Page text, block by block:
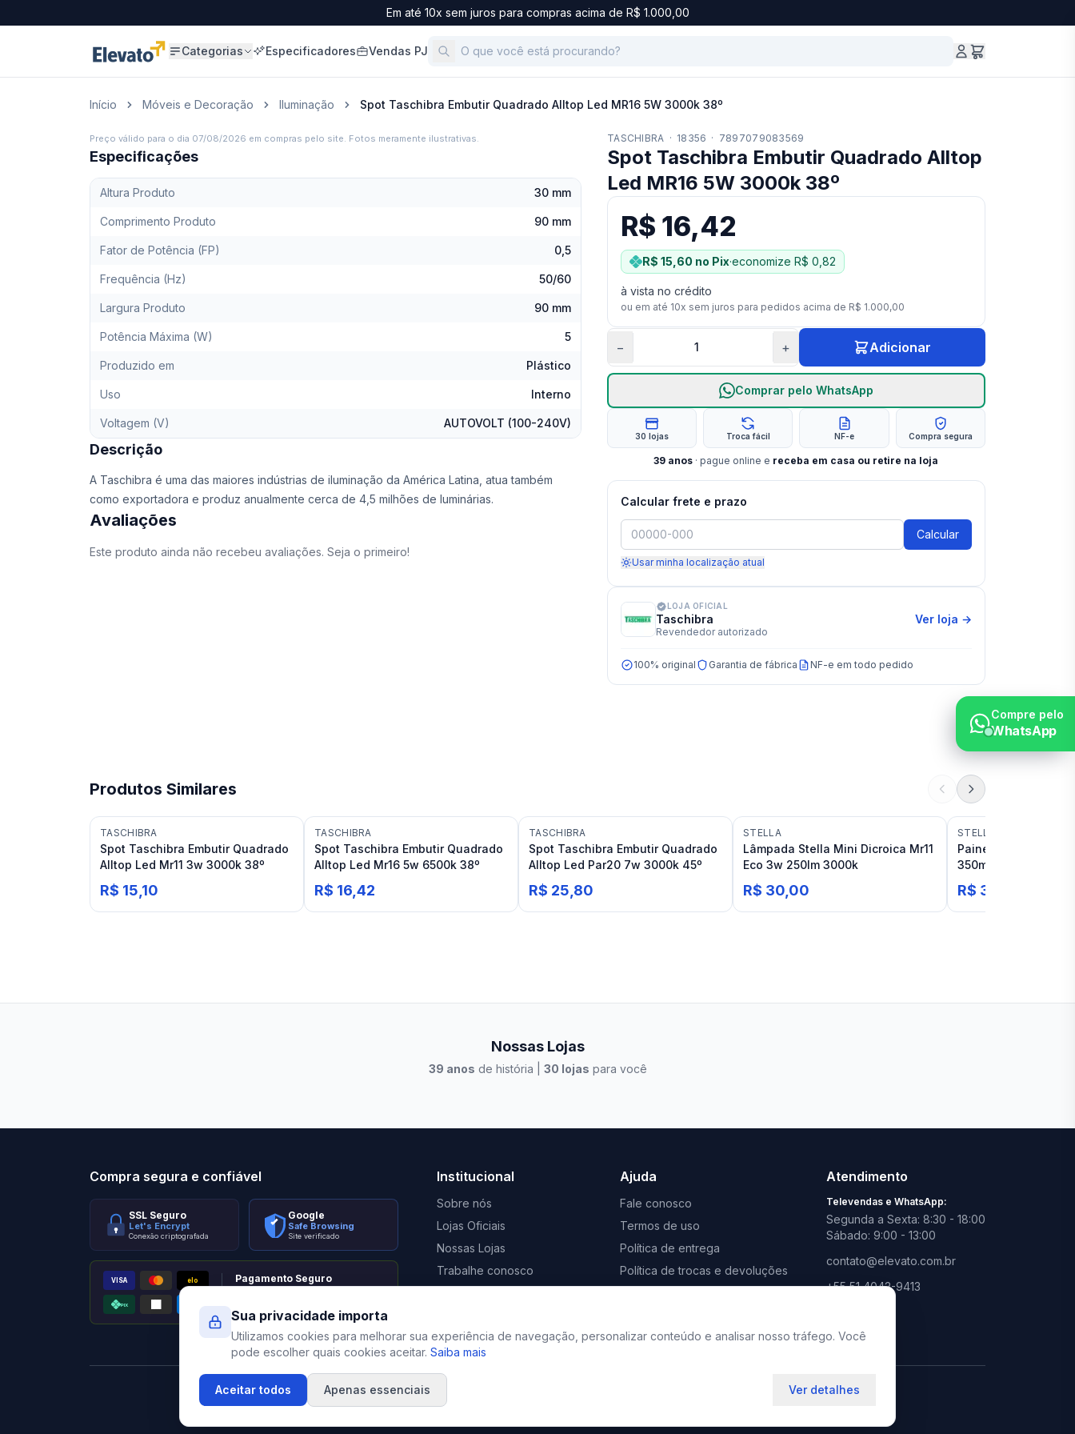
Em até 10x sem juros para compras acima de R$ 1.000,00
Categorias Especificadores Vendas PJ
Início Móveis e Decoração Iluminação Spot Taschibra Embutir Quadrado Alltop Led MR16 5W 3000k 38º
Preço válido para o dia 07/08/2026 em compras pelo site. Fotos meramente ilustrativas.
Especificações
Altura Produto 30 mm
Comprimento Produto 90 mm
Fator de Potência (FP) 0,5
Frequência (Hz) 50/60
Largura Produto 90 mm
Potência Máxima (W) 5
Produzido em Plástico
Uso Interno
Voltagem (V) AUTOVOLT (100-240V)
Descrição
A Taschibra é uma das maiores indústrias de iluminação da América Latina, atua também
como exportadora e produz anualmente cerca de 4,5 milhões de luminárias.
Avaliações
Este produto ainda não recebeu avaliações. Seja o primeiro!
TASCHIBRA · 18356 · 7897079083569
Spot Taschibra Embutir Quadrado Alltop
Led MR16 5W 3000k 38º
R$ 16,42
R$ 15,60 no Pix·economize R$ 0,82
à vista no crédito
ou em até 10x sem juros para pedidos acima de R$ 1.000,00
− + Adicionar
Comprar pelo WhatsApp
30 lojas Troca fácil NF-e Compra segura
39 anos · pague online e receba em casa ou retire na loja
Calcular frete e prazo
Calcular
Usar minha localização atual
LOJA OFICIAL
Taschibra
Revendedor autorizado
Ver loja →
100% original Garantia de fábrica NF-e em todo pedido
Produtos Similares
TASCHIBRA
Spot Taschibra Embutir Quadrado
Alltop Led Mr11 3w 3000k 38º
R$ 15,10
TASCHIBRA
Spot Taschibra Embutir Quadrado
Alltop Led Mr16 5w 6500k 38º
R$ 16,42
TASCHIBRA
Spot Taschibra Embutir Quadrado
Alltop Led Par20 7w 3000k 45º
R$ 25,80
STELLA
Lâmpada Stella Mini Dicroica Mr11
Eco 3w 250lm 3000k
R$ 30,00
STELLA
Painel Stella Led
350ml 3000k
R$ 35,00
Nossas Lojas
39 anos de história | 30 lojas para você
Elevato Xangri-Lá
Compra segura e confiável
SSL Seguro
Let's Encrypt
Conexão criptografada
Google
Safe Browsing
Site verificado
VISA elo
PIX
Pagamento Seguro
Institucional
Sobre nós
Lojas Oficiais
Nossas Lojas
Trabalhe conosco
Ajuda
Fale conosco
Termos de uso
Política de entrega
Política de trocas e devoluções
Atendimento
Televendas e WhatsApp:
Segunda a Sexta: 8:30 - 18:00
Sábado: 9:00 - 13:00
contato@elevato.com.br
+55 51 4042-9413
consulte aqui
2026
Compre pelo
WhatsApp
Sua privacidade importa
Utilizamos cookies para melhorar sua experiência de navegação, personalizar conteúdo e analisar nosso tráfego. Você
pode escolher quais cookies aceitar. Saiba mais
Aceitar todos Apenas essenciais Ver detalhes